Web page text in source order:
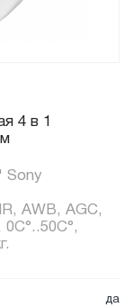
4 в 1
Sony
AWB, AGC,
да